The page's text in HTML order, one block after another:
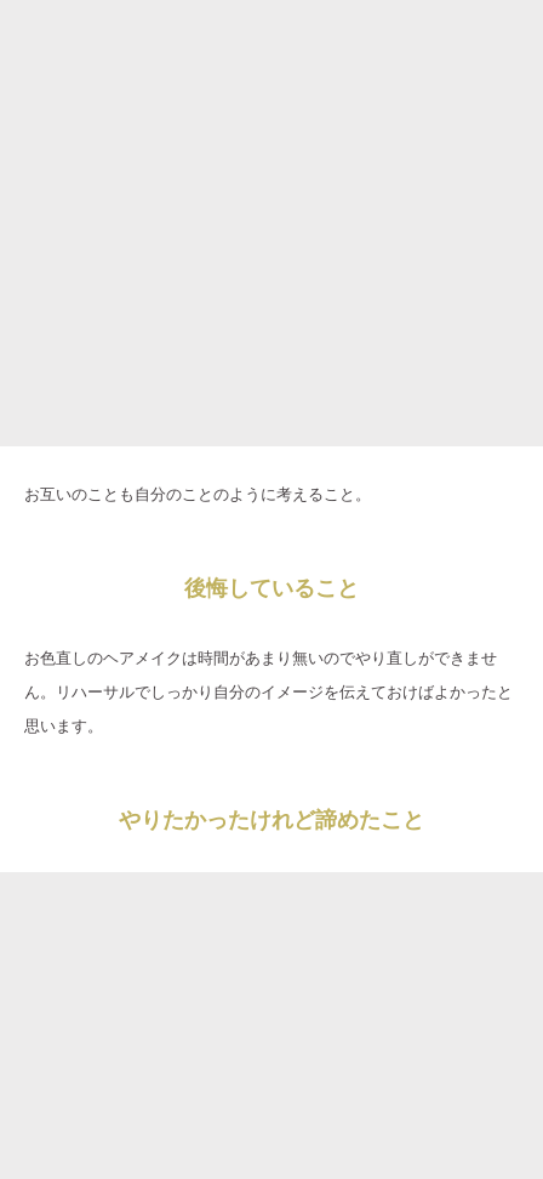
お互いのことも自分のことのように考えること。
後悔していること
お色直しのヘアメイクは時間があまり無いのでやり直しができませ
ん。リハーサルでしっかり自分のイメージを伝えておけばよかったと
思います。
やりたかったけれど諦めたこと